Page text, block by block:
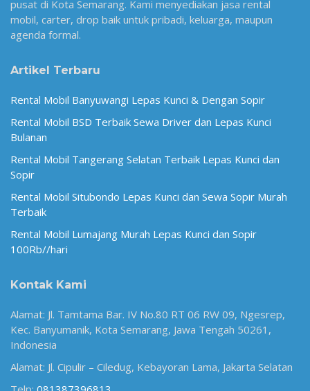
pusat di Kota Semarang. Kami menyediakan jasa rental
mobil, carter, drop baik untuk pribadi, keluarga, maupun
agenda formal.
Artikel Terbaru
Rental Mobil Banyuwangi Lepas Kunci & Dengan Sopir
Rental Mobil BSD Terbaik Sewa Driver dan Lepas Kunci
Bulanan
Rental Mobil Tangerang Selatan Terbaik Lepas Kunci dan
Sopir
Rental Mobil Situbondo Lepas Kunci dan Sewa Sopir Murah
Terbaik
Rental Mobil Lumajang Murah Lepas Kunci dan Sopir
100Rb//hari
Kontak Kami
Alamat: Jl. Tamtama Bar. IV No.80 RT 06 RW 09, Ngesrep,
Kec. Banyumanik, Kota Semarang, Jawa Tengah 50261,
Indonesia
Alamat: Jl. Cipulir – Ciledug, Kebayoran Lama, Jakarta Selatan